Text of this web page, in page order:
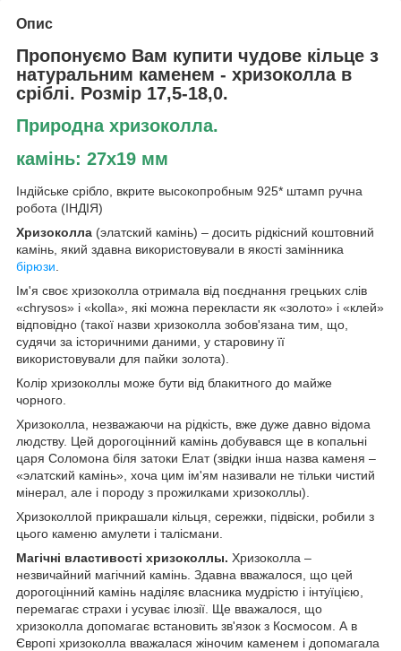
Опис
Пропонуємо Вам купити чудове кільце з
натуральним каменем - хризоколла в
сріблі. Розмір 17,5-18,0.
Природна хризоколла.
камінь: 27х19 мм
Індійське срібло, вкрите высокопробным 925* штамп ручна
робота (ІНДІЯ)
Хризоколла (элатский камінь) – досить рідкісний коштовний
камінь, який здавна використовували в якості замінника
бірюзи
Ім'я своє хризоколла отримала від поєднання грецьких слів
«chrysos» і «kolla», які можна перекласти як «золото» і «клей»
відповідно (такої назви хризоколла зобов'язана тим, що,
судячи за історичними даними, у старовину її
використовували для пайки золота).
Колір хризоколлы може бути від блакитного до майже
чорного.
Хризоколла, незважаючи на рідкість, вже дуже давно відома
людству. Цей дорогоцінний камінь добувався ще в копальні
царя Соломона біля затоки Елат (звідки інша назва каменя –
«элатский камінь», хоча цим ім'ям називали не тільки чистий
мінерал, але і породу з прожилками хризоколлы).
Хризоколлой прикрашали кільця, сережки, підвіски, робили з
цього каменю амулети і талісмани.
Магічні властивості хризоколлы. Хризоколла –
незвичайний магічний камінь. Здавна вважалося, що цей
дорогоцінний камінь наділяє власника мудрістю і інтуїцією,
перемагає страхи і усуває ілюзії. Ще вважалося, що
хризоколла допомагає встановить зв'язок з Космосом. А в
Європі хризоколла вважалася жіночим каменем і допомагала